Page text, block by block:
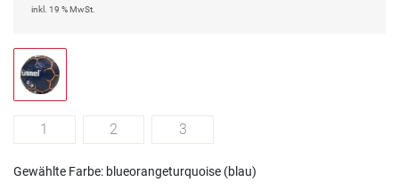
inkl. 19 % MwSt.
1 2 3
Gewählte Farbe: blueorangeturquoise (blau)